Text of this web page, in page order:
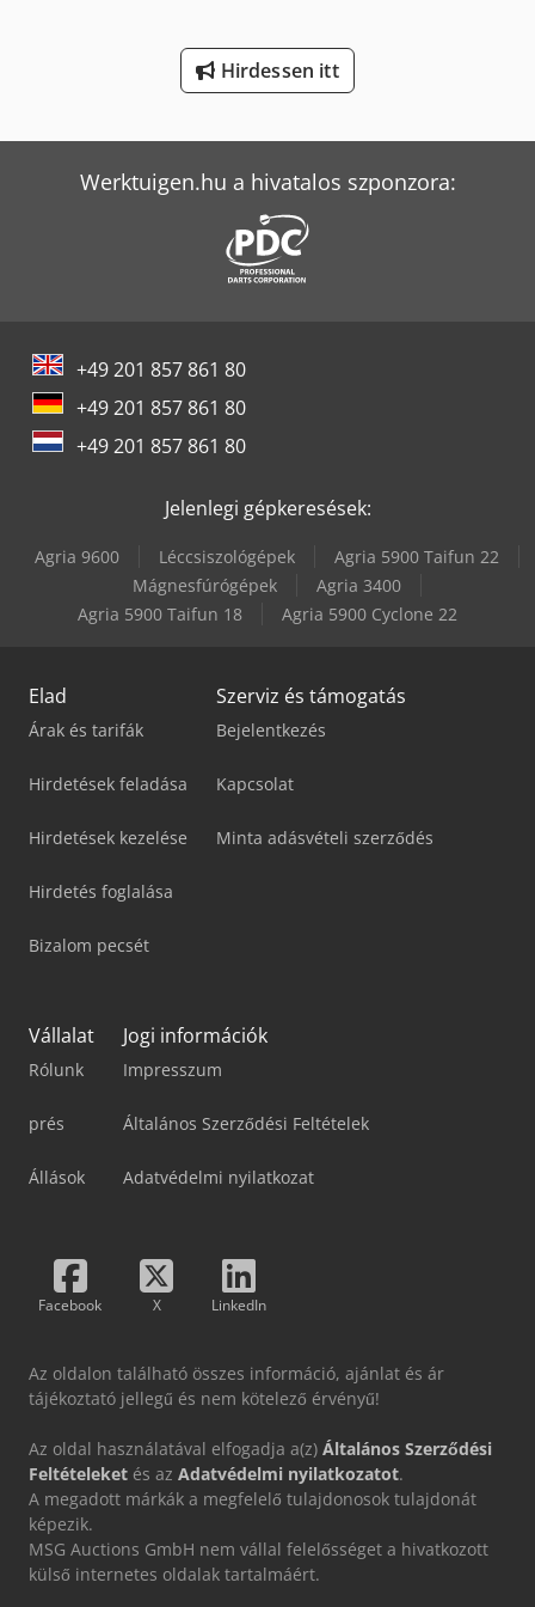
Hirdessen itt
Werktuigen.hu a hivatalos szponzora:
+49 201 857 861 80
+49 201 857 861 80
+49 201 857 861 80
Jelenlegi gépkeresések:
Agria 9600 Léccsiszológépek
Agria 5900 Taifun 22
Mágnesfúrógépek
Agria 3400
Agria 5900 Taifun 18
Agria 5900 Cyclone 22
Elad
Árak és tarifák
Hirdetések feladása
Hirdetések kezelése
Hirdetés foglalása
Bizalom pecsét
Szerviz és támogatás
Bejelentkezés
Kapcsolat
Minta adásvételi szerződés
Vállalat
Rólunk
prés
Állások
Jogi információk
Impresszum
Általános Szerződési Feltételek
Adatvédelmi nyilatkozat
Facebook X LinkedIn
Az oldalon található összes információ, ajánlat és ár
tájékoztató jellegű és nem kötelező érvényű!
Az oldal használatával elfogadja a(z) Általános Szerződési
Feltételeket és az Adatvédelmi nyilatkozatot.
A megadott márkák a megfelelő tulajdonosok tulajdonát
képezik.
MSG Auctions GmbH nem vállal felelősséget a hivatkozott
külső internetes oldalak tartalmáért.